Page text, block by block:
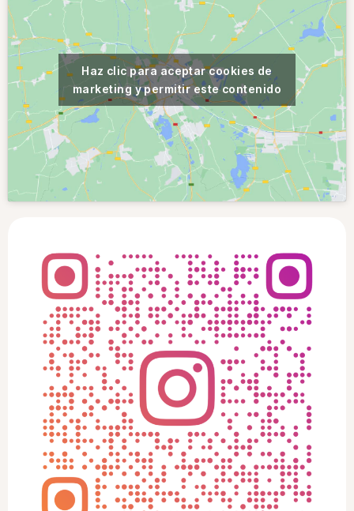
Haz clic para aceptar cookies de
marketing y permitir este contenido